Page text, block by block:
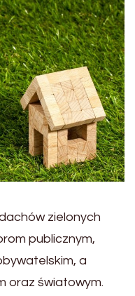
zielonych
publicznym,
a
oraz światowym.